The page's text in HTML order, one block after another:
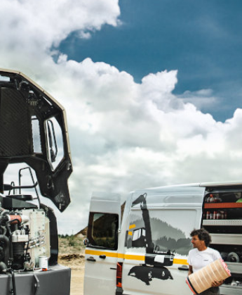
Karriere bei Liebherr